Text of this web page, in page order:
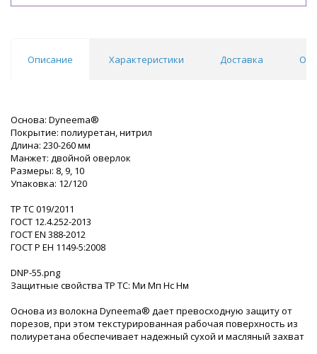
Описание Характеристики Доставка
Основа: Dyneema®
Покрытие: полиуретан, нитрил
Длина: 230-260 мм
Манжет: двойной оверлок
Размеры: 8, 9, 10
Упаковка: 12/120
ТР ТС 019/2011
ГОСТ 12.4.252-2013
ГОСТ ЕN 388-2012
ГОСТ Р ЕН 1149-5:2008
DNP-55.png
Защитные свойства ТР ТС: Ми Мп Нс Нм
Основа из волокна Dyneema® дает превосходную защиту от
порезов, при этом текстурированная рабочая поверхность из
полиуретана обеспечивает надежный сухой и масляный захват